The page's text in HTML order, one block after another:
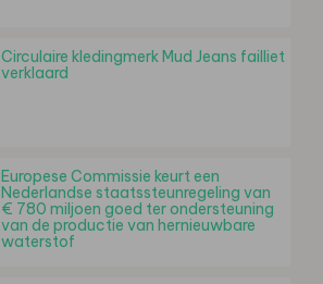
Circulaire kledingmerk Mud Jeans failliet
verklaard
Europese Commissie keurt een
Nederlandse staatssteunregeling van
€ 780 miljoen goed ter ondersteuning
van de productie van hernieuwbare
waterstof